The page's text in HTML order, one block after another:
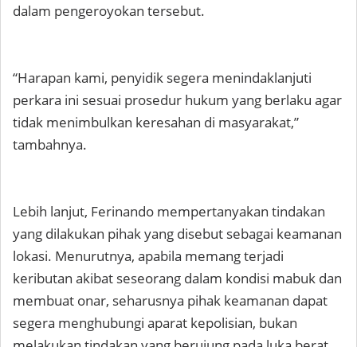
dalam pengeroyokan tersebut.
“Harapan kami, penyidik segera menindaklanjuti
perkara ini sesuai prosedur hukum yang berlaku agar
tidak menimbulkan keresahan di masyarakat,”
tambahnya.
Lebih lanjut, Ferinando mempertanyakan tindakan
yang dilakukan pihak yang disebut sebagai keamanan
lokasi. Menurutnya, apabila memang terjadi
keributan akibat seseorang dalam kondisi mabuk dan
membuat onar, seharusnya pihak keamanan dapat
segera menghubungi aparat kepolisian, bukan